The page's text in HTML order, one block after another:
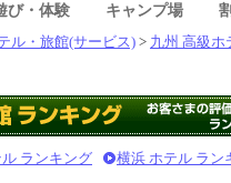
び・体験 キャンプ場
ル・旅館(サービス) > 九州 高級ホ
ランキング 横浜 ホテル ラン